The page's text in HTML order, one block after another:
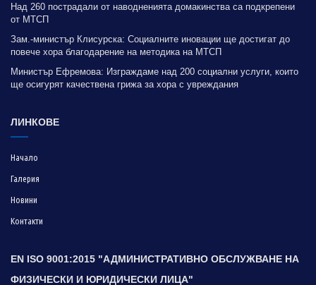
Над 260 пострадали от наводненията домакинства са подкрепени
от МТСП
Зам.-министър Клисурска: Социалните иновации ще достигат до
повече хора благодарение на методика на МТСП
Министър Ефремова: Изграждаме над 200 социални услуги, които
ще осигурят качествена грижа за хора с увреждания
ЛИНКОВЕ
Начало
Галерия
Новини
Контакти
EN ISO 9001:2015 "АДМИНИСТРАТИВНО ОБСЛУЖВАНЕ НА
ФИЗИЧЕСКИ И ЮРИДИЧЕСКИ ЛИЦА"